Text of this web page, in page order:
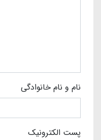
نام و نام خانوادگی
پست الکترونیک